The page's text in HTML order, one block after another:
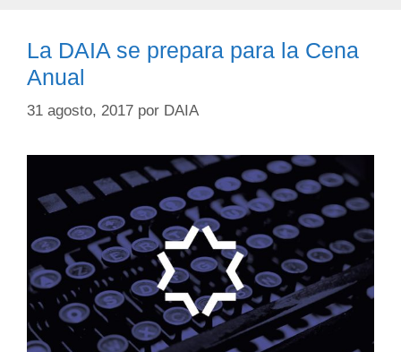
La DAIA se prepara para la Cena
Anual
31 agosto, 2017 por DAIA